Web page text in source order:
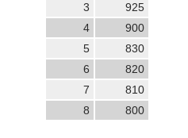
3
925
4
900
5
830
6
820
7
810
8
800